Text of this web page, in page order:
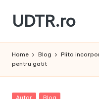
Skip
content
UDTR.ro
te
Home Blog
Plita
pentru gatit
Posted
Autor Blog